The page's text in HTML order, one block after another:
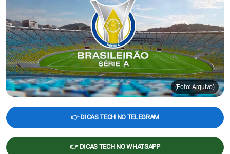
(Foto: Arquivo)
👉 DICAS TECH NO TELEGRAM
👉 DICAS TECH NO WHATSAPP